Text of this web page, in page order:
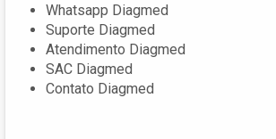
Whatsapp Diagmed
Suporte Diagmed
Atendimento Diagmed
SAC Diagmed
Contato Diagmed